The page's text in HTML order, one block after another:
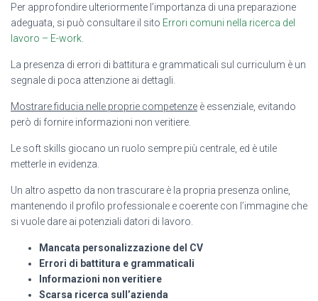
Per approfondire ulteriormente l’importanza di una preparazione
adeguata, si può consultare il sito Errori comuni nella ricerca del
lavoro – E-work
La presenza di errori di battitura e grammaticali sul curriculum è un
segnale di poca attenzione ai dettagli.
Mostrare fiducia nelle proprie competenze è essenziale, evitando
però di fornire informazioni non veritiere.
Le soft skills giocano un ruolo sempre più centrale, ed è utile
metterle in evidenza.
Un altro aspetto da non trascurare è la propria presenza online,
mantenendo il profilo professionale e coerente con l’immagine che
si vuole dare ai potenziali datori di lavoro.
Mancata personalizzazione del CV
Errori di battitura e grammaticali
Informazioni non veritiere
Scarsa ricerca sull’azienda